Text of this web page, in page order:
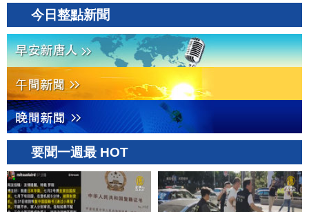
今日整點新聞
要聞一週最 HOT